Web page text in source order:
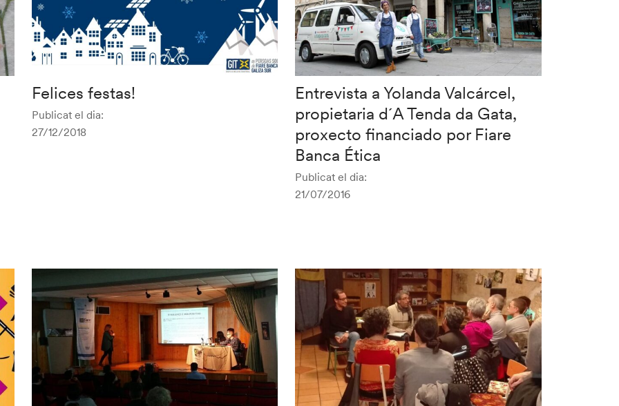
Felices festas!
Publicat el dia:
27/12/2018
Entrevista a Yolanda Valcárcel,
propietaria d´A Tenda da Gata,
proxecto financiado por Fiare
Banca Ética
Publicat el dia:
21/07/2016